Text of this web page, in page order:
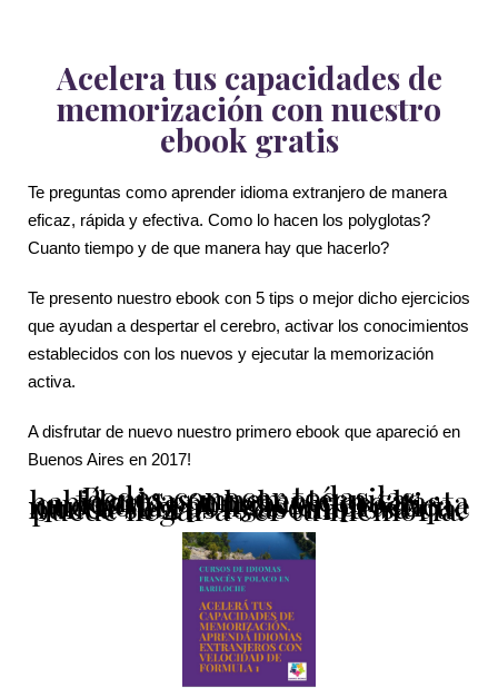
Acelera tus capacidades de
memorización con nuestro
ebook gratis
Te preguntas como aprender idioma extranjero de manera
eficaz, rápida y efectiva. Como lo hacen los polyglotas?
Cuanto tiempo y de que manera hay que hacerlo?
Te presento nuestro ebook con 5 tips o mejor dicho ejercicios
que ayudan a despertar el cerebro, activar los conocimientos
establecidos con los nuevos y ejecutar la memorización
activa.
A disfrutar de nuevo nuestro primero ebook que apareció en
Buenos Aires en 2017!
Podes conocer todas las técnicas mnemotécnicas habidas y por haber, pero hasta que no las pongas en práctica, nunca sabrás lo asombrosa que puede llegar a ser tu memoria.